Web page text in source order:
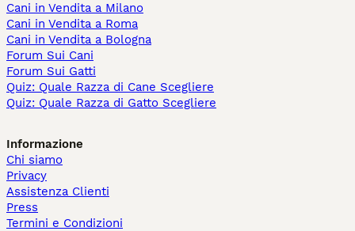
Cani in Vendita a Milano
Cani in Vendita a Roma
Cani in Vendita a Bologna
Forum Sui Cani
Forum Sui Gatti
Quiz: Quale Razza di Cane Scegliere
Quiz: Quale Razza di Gatto Scegliere
Informazione
Chi siamo
Privacy
Assistenza Clienti
Press
Termini e Condizioni